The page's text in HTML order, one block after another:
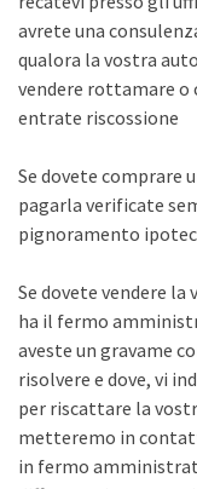
avrete una
qualora la vostra
vendere rottamare o
entrate riscossione
Se dovete comprare
pagarla verificate
pignoramento
Se dovete vendere
ha il fermo
aveste un gravame
risolvere e dove, vi
per riscattare la
metteremo in
in fermo